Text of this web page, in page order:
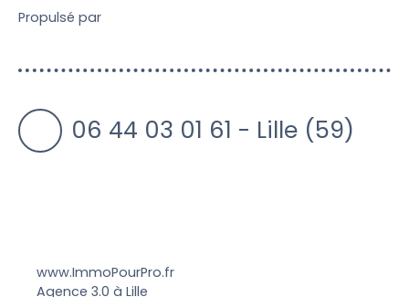
Propulsé par
06 44 03 01 61 - Lille (59)
www.ImmoPourPro.fr
Agence 3.0 à Lille